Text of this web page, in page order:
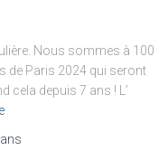
Nous sommes à 100
de Paris 2024 qui seront
cela depuis 7 ans ! L’